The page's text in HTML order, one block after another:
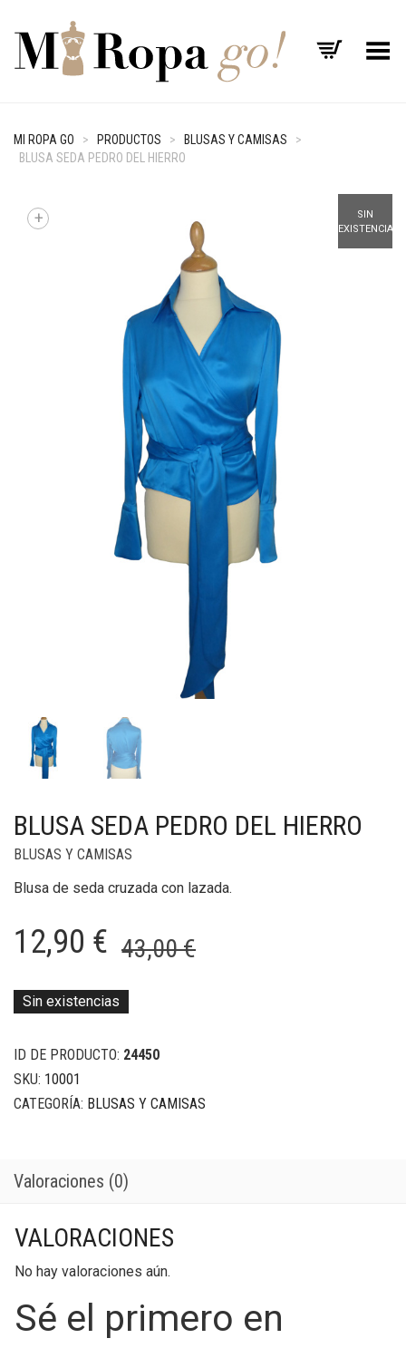
Menú
MI ROPA GO > PRODUCTOS > BLUSAS Y CAMISAS
>
BLUSA SEDA PEDRO DEL HIERRO
SIN
EXISTENCIAS
+
BLUSA SEDA PEDRO DEL HIERRO
BLUSAS Y CAMISAS
Blusa de seda cruzada con lazada.
43,00€El
12,90 €
El
Sin existencias
ID DE PRODUCTO: 24450
SKU: 10001
CATEGORÍA: BLUSAS Y CAMISAS
Valoraciones (0)
VALORACIONES
No hay valoraciones aún.
Sé el primero en